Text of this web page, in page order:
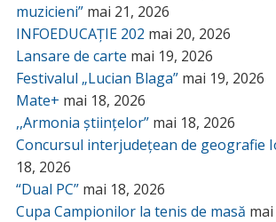
muzicieni” mai 21, 2026
INFOEDUCAȚIE 202 mai 20, 2026
Lansare de carte mai 19, 2026
Festivalul „Lucian Blaga” mai 19, 2026
Mate+ mai 18, 2026
,,Armonia științelor” mai 18, 2026
Concursul interjudețean de geografie
18, 2026
“Dual PC” mai 18, 2026
Cupa Campionilor la tenis de masă